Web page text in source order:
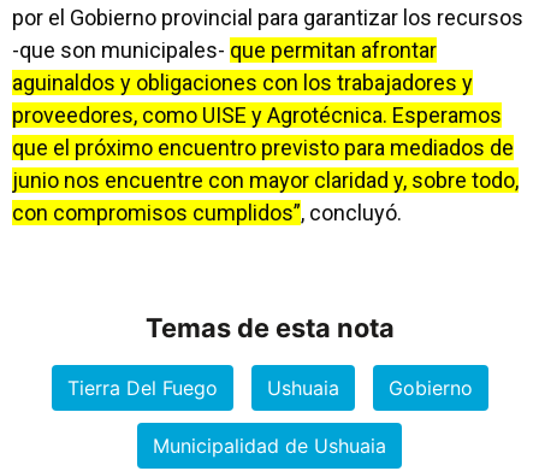
por el Gobierno provincial para garantizar los recursos
-que son municipales- que permitan afrontar
aguinaldos y obligaciones con los trabajadores y
proveedores, como UISE y Agrotécnica. Esperamos
que el próximo encuentro previsto para mediados de
junio nos encuentre con mayor claridad y, sobre todo,
con compromisos cumplidos”, concluyó.
Temas de esta nota
Tierra Del Fuego Ushuaia Gobierno
Municipalidad de Ushuaia